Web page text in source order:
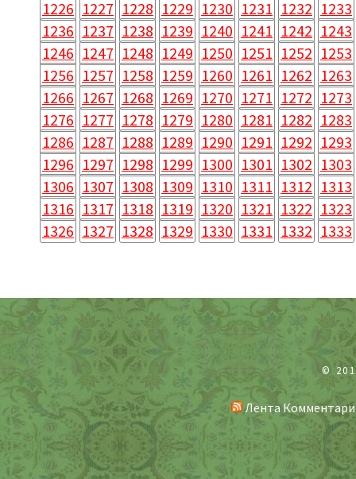
1236 1237 1238 1239 1240 1241 1242 1243
1246 1247 1248 1249 1250 1251 1252 1253
1256 1257 1258 1259 1260 1261 1262 1263
1266 1267 1268 1269 1270 1271 1272 1273
1276 1277 1278 1279 1280 1281 1282 1283
1286 1287 1288 1289 1290 1291 1292 1293
1296 1297 1298 1299 1300 1301 1302 1303
1306 1307 1308 1309 1310 1311 1312 1313
1316 1317 1318 1319 1320 1321 1322 1323
1326 1327 1328 1329 1330 1331 1332 1333
©
Лента